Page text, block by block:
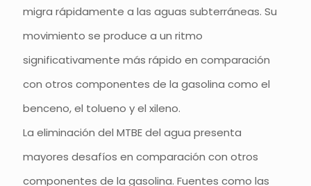
migra rápidamente a las aguas subterráneas. Su
movimiento se produce a un ritmo
significativamente más rápido en comparación
con otros componentes de la gasolina como el
benceno, el tolueno y el xileno.
La eliminación del MTBE del agua presenta
mayores desafíos en comparación con otros
componentes de la gasolina. Fuentes como las